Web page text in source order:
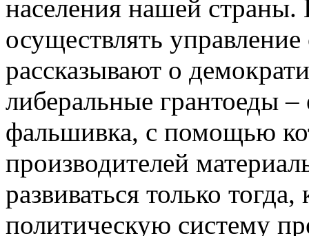
населения нашей
осуществлять
рассказывают о
либеральные грантоеды
фальшивка, с помощью
производителей
развиваться только
политическую систему